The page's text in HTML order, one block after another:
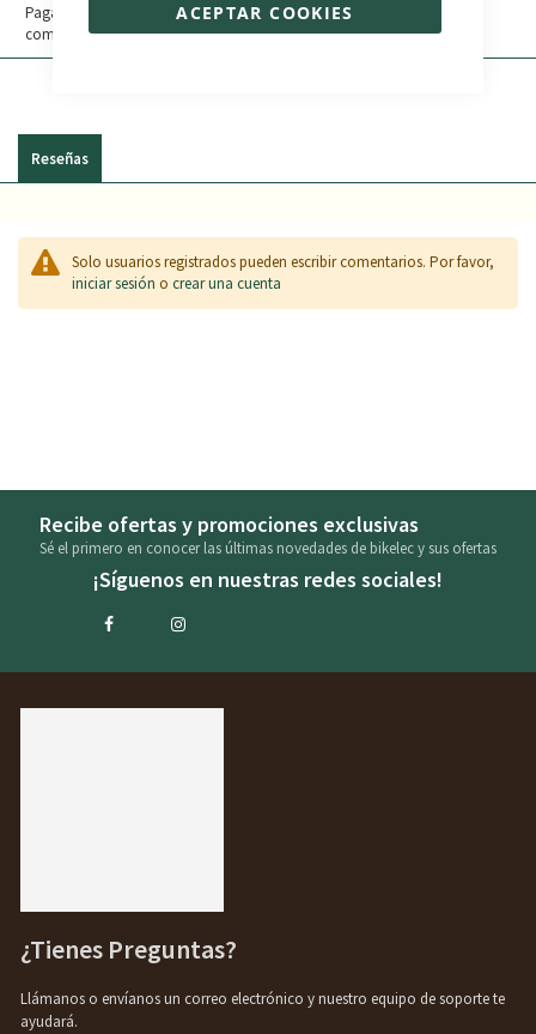
ACEPTAR COOKIES
Paga en 3 plazos sin intereses tus
compras de 30€ a 2.000€. 0% TAE.
Reseñas
Solo usuarios registrados pueden escribir comentarios. Por favor,
iniciar sesión o crear una cuenta
Recibe ofertas y promociones exclusivas
Sé el primero en conocer las últimas novedades de bikelec y sus ofertas
¡Síguenos en nuestras redes sociales!
¿Tienes Preguntas?
Llámanos o envíanos un correo electrónico y nuestro equipo de soporte te
ayudará.